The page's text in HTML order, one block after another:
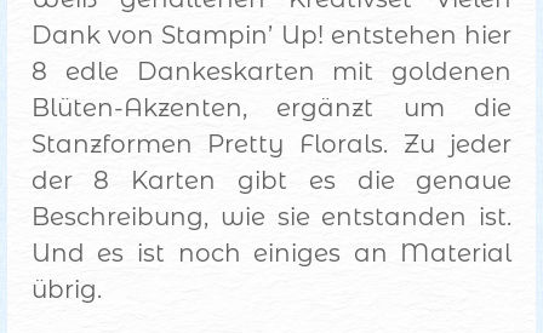
Dank von Stampin’ Up! entstehen hier
8 edle Dankeskarten mit goldenen
Blüten-Akzenten, ergänzt um die
Stanzformen Pretty Florals. Zu jeder
der 8 Karten gibt es die genaue
Beschreibung, wie sie entstanden ist.
Und es ist noch einiges an Material
übrig.